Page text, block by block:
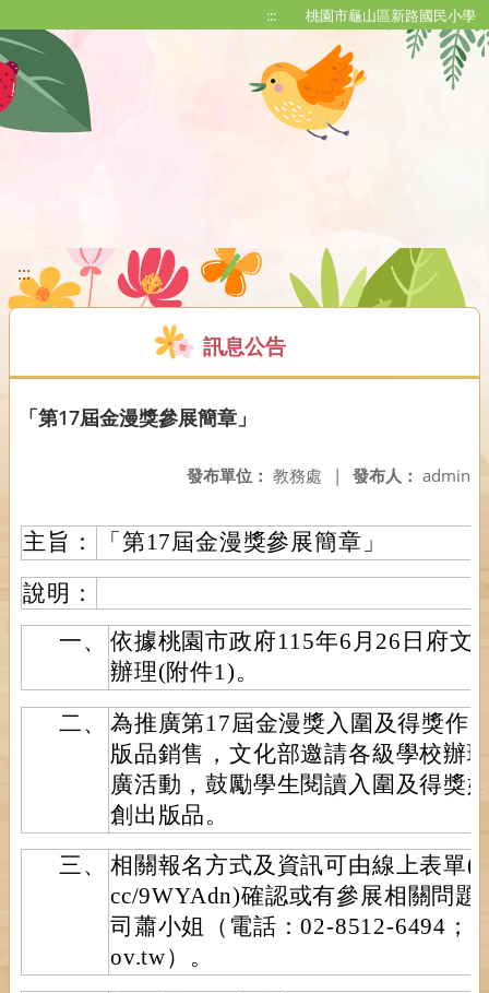
::: 桃園市龜山區新路國民小學
:::
訊息公告
「第17屆金漫獎參展簡章」
發布人： admin
發布單位： 教務處 |
主旨：
「第17屆金漫獎參展簡章」
說明：
一、
依據桃園市政府115年6月26日府文
辦理(附件1)。
二、
為推廣第17屆金漫獎入圍及得獎作
版品銷售，文化部邀請各級學校辦
廣活動，鼓勵學生閱讀入圍及得獎
創出版品。
三、
相關報名方式及資訊可由線上表單(
cc/9WYAdn)確認或有參展相關問
司蕭小姐（電話：02-8512-6494；
ov.tw）。